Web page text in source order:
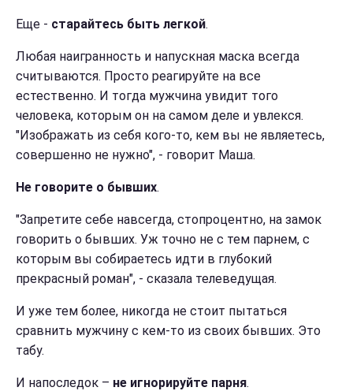
Еще - старайтесь быть легкой.
Любая наигранность и напускная маска всегда
считываются. Просто реагируйте на все
естественно. И тогда мужчина увидит того
человека, которым он на самом деле и увлекся.
"Изображать из себя кого-то, кем вы не являетесь,
совершенно не нужно", - говорит Маша.
Не говорите о бывших.
"Запретите себе навсегда, стопроцентно, на замок
говорить о бывших. Уж точно не с тем парнем, с
которым вы собираетесь идти в глубокий
прекрасный роман", - сказала телеведущая.
И уже тем более, никогда не стоит пытаться
сравнить мужчину с кем-то из своих бывших. Это
табу.
И напоследок – не игнорируйте парня.